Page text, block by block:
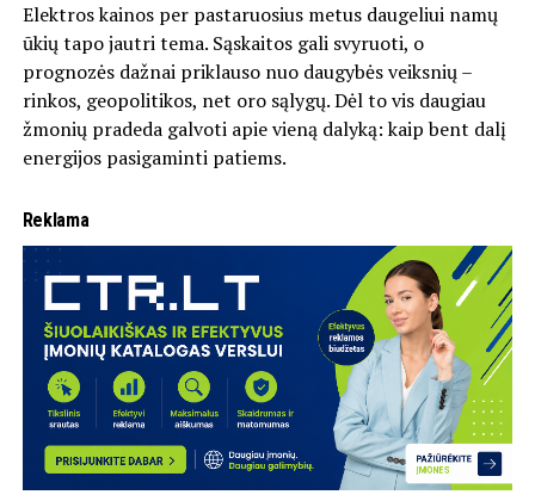
Elektros kainos per pastaruosius metus daugeliui namų
ūkių tapo jautri tema. Sąskaitos gali svyruoti, o
prognozės dažnai priklauso nuo daugybės veiksnių –
rinkos, geopolitikos, net oro sąlygų. Dėl to vis daugiau
žmonių pradeda galvoti apie vieną dalyką: kaip bent dalį
energijos pasigaminti patiems.
Reklama